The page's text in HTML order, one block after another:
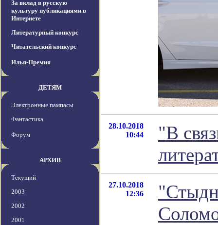
За вклад в русскую
культуру публикациями в
Интернете
Литературный конкурс
Читательский конкурс
Илья-Премия
ДЕТЯМ
Электронные пампасы
Фантастика
Форум
АРХИВ
Текущий
2003
2002
2001
28.10.2018
10:44
"В
27.10.2018
12:36